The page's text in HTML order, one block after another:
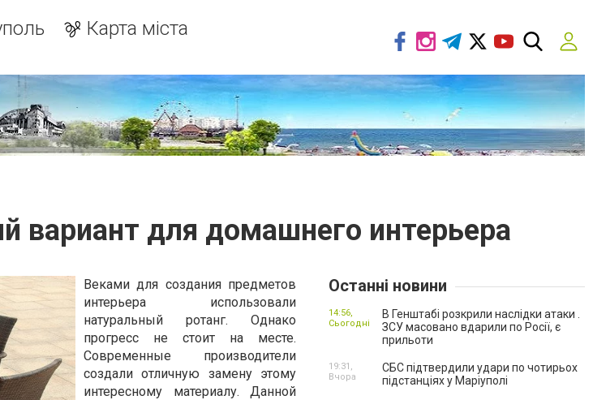
Карта міста
вариант для домашнего интерьера
Веками для создания предметов
интерьера использовали
натуральный ротанг. Однако
прогресс не стоит на месте.
Современные производители
создали отличную замену этому
интересному материалу. Данной
Останні новини
В Генштабі розкрили наслідки атаки .
ЗСУ масовано вдарили по Росії, є
прильоти
14:56,
Сьогодні
СБС підтвердили удари по чотирьох
підстанціях у Маріуполі
19:31,
Вчора